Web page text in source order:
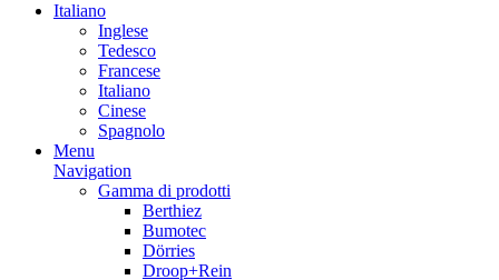
Italiano
Inglese
Tedesco
Francese
Italiano
Cinese
Spagnolo
Menu
Navigation
Gamma di prodotti
Berthiez
Bumotec
Dörries
Droop+Rein